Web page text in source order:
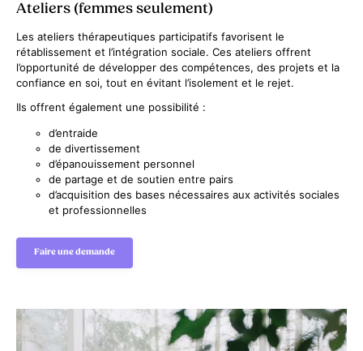
Ateliers (femmes seulement)
Les ateliers thérapeutiques participatifs favorisent le
rétablissement et l’intégration sociale. Ces ateliers offrent
l’opportunité de développer des compétences, des projets et la
confiance en soi, tout en évitant l’isolement et le rejet.
Ils offrent également une possibilité :
d’entraide
de divertissement
d’épanouissement personnel
de partage et de soutien entre pairs
d’acquisition des bases nécessaires aux activités sociales
et professionnelles
Faire une demande